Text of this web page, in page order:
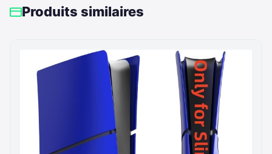
Produits similaires